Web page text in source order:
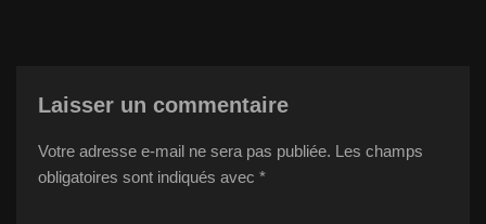
Laisser un commentaire
Votre adresse e-mail ne sera pas publiée. Les champs
obligatoires sont indiqués avec *